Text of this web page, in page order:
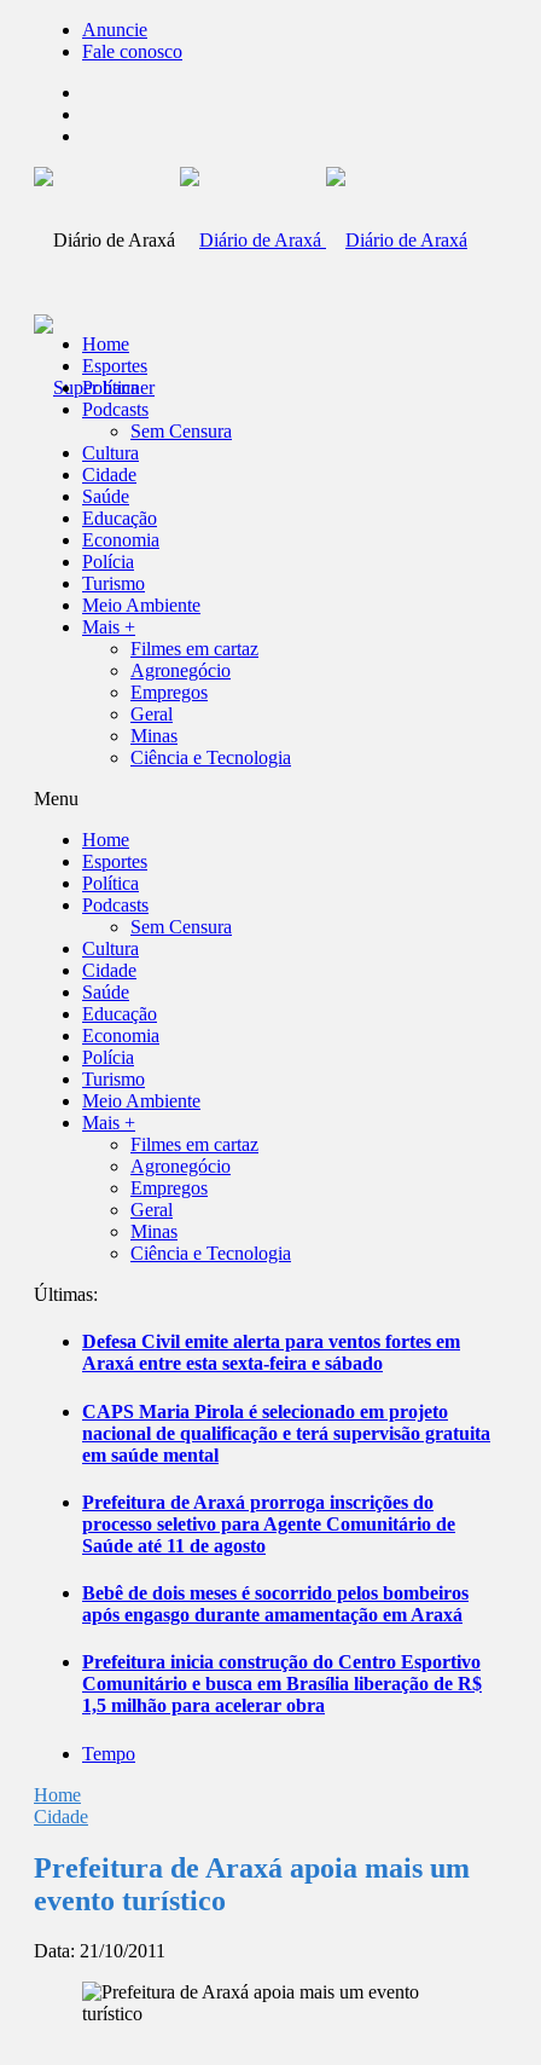
Anuncie
Fale conosco
Home
Esportes
Política
Podcasts
Sem Censura
Cultura
Cidade
Saúde
Educação
Economia
Polícia
Turismo
Meio Ambiente
Mais +
Filmes em cartaz
Agronegócio
Empregos
Geral
Minas
Ciência e Tecnologia
Menu
Home
Esportes
Política
Podcasts
Sem Censura
Cultura
Cidade
Saúde
Educação
Economia
Polícia
Turismo
Meio Ambiente
Mais +
Filmes em cartaz
Agronegócio
Empregos
Geral
Minas
Ciência e Tecnologia
Últimas:
Defesa Civil emite alerta para ventos fortes em
Araxá entre esta sexta-feira e sábado
CAPS Maria Pirola é selecionado em projeto
nacional de qualificação e terá supervisão gratuita
em saúde mental
Prefeitura de Araxá prorroga inscrições do
processo seletivo para Agente Comunitário de
Saúde até 11 de agosto
Bebê de dois meses é socorrido pelos bombeiros
após engasgo durante amamentação em Araxá
Prefeitura inicia construção do Centro Esportivo
Comunitário e busca em Brasília liberação de R$
1,5 milhão para acelerar obra
Tempo
Home
Cidade
Prefeitura de Araxá apoia mais um
evento turístico
Data: 21/10/2011